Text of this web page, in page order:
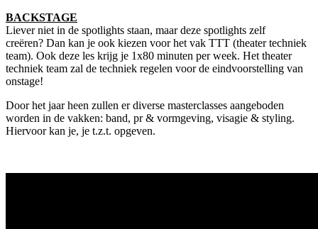
BACKSTAGE
Liever niet in de spotlights staan, maar deze spotlights zelf
creëren? Dan kan je ook kiezen voor het vak TTT (theater techniek
team). Ook deze les krijg je 1x80 minuten per week. Het theater
techniek team zal de techniek regelen voor de eindvoorstelling van
onstage!
Door het jaar heen zullen er diverse masterclasses aangeboden
worden in de vakken: band, pr & vormgeving, visagie & styling.
Hiervoor kan je, je t.z.t. opgeven.